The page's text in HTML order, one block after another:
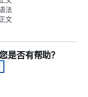
法
文
是否有帮助？